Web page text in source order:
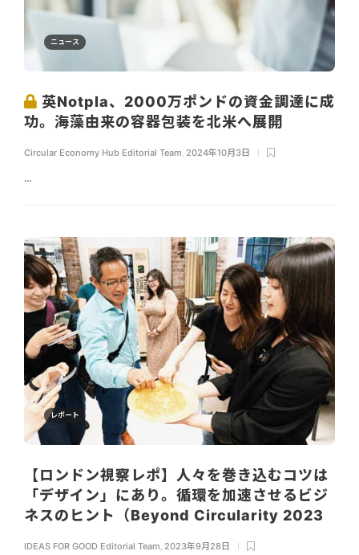
ニュース
英Notpla、2000万ポンドの資金調達に成
功。海藻由来の容器包装を北米へ展開
Circular Economy Hub Editorial Team 2024年10月3日
...
レポート
【ロンドン視察レポ】人々を巻き込むコツは
「デザイン」にあり。循環を加速させるビジ
ネスのヒント（Beyond Circularity 2023
IDEAS FOR GOOD Editorial Team, 2023年9月28日